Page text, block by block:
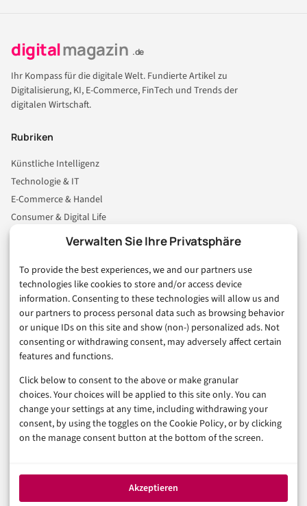
Verwalten Sie Ihre Privatsphäre
To provide the best experiences, we and our partners use
technologies like cookies to store and/or access device
information. Consenting to these technologies will allow us and
our partners to process personal data such as browsing behavior
or unique IDs on this site and show (non-) personalized ads. Not
consenting or withdrawing consent, may adversely affect certain
features and functions.
Click below to consent to the above or make granular
choices. Your choices will be applied to this site only. You can
change your settings at any time, including withdrawing your
consent, by using the toggles on the Cookie Policy, or by clicking
on the manage consent button at the bottom of the screen.
Akzeptieren
digitalmagazin .de
Ihr Kompass für die digitale Welt. Fundierte Artikel zu
Digitalisierung, KI, E-Commerce, FinTech und Trends der
digitalen Wirtschaft.
Rubriken
Künstliche Intelligenz
Technologie & IT
E-Commerce & Handel
Consumer & Digital Life
Business & Karriere
Sicherheit & Recht
Digitalisierung
Marketing
Magazin
Unsere Redaktion
Werbeformate & Media Kit
Rechtliches
Datenschutzerklärung (EU)
Cookie-Richtlinie (EU)